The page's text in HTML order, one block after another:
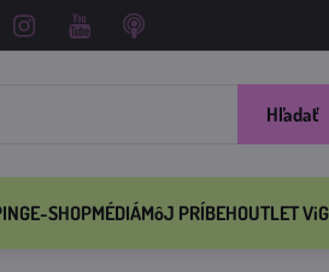
Hľadať
E-SHOPMÉDIÁMôJ PRÍBEHOUTLET